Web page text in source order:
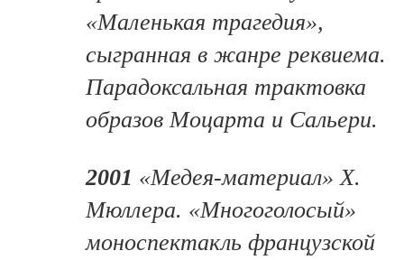
«Маленькая трагедия»,
сыгранная в жанре реквиема.
Парадоксальная трактовка
образов Моцарта и Сальери.
2001 «Медея-материал» Х.
Мюллера. «Многоголосый»
моноспектакль французской